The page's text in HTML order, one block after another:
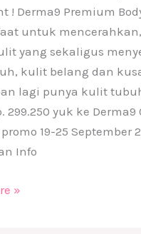
! Derma9 Premium
untuk
yang sekaligus
kulit belang dan
lagi punya kulit
299.250 yuk ke
19-25 September
Info
»